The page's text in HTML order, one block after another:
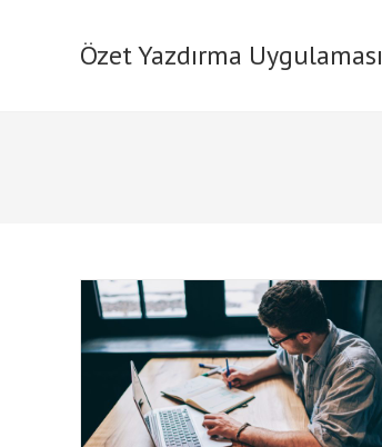
Özet Yazdırma Uygulaması